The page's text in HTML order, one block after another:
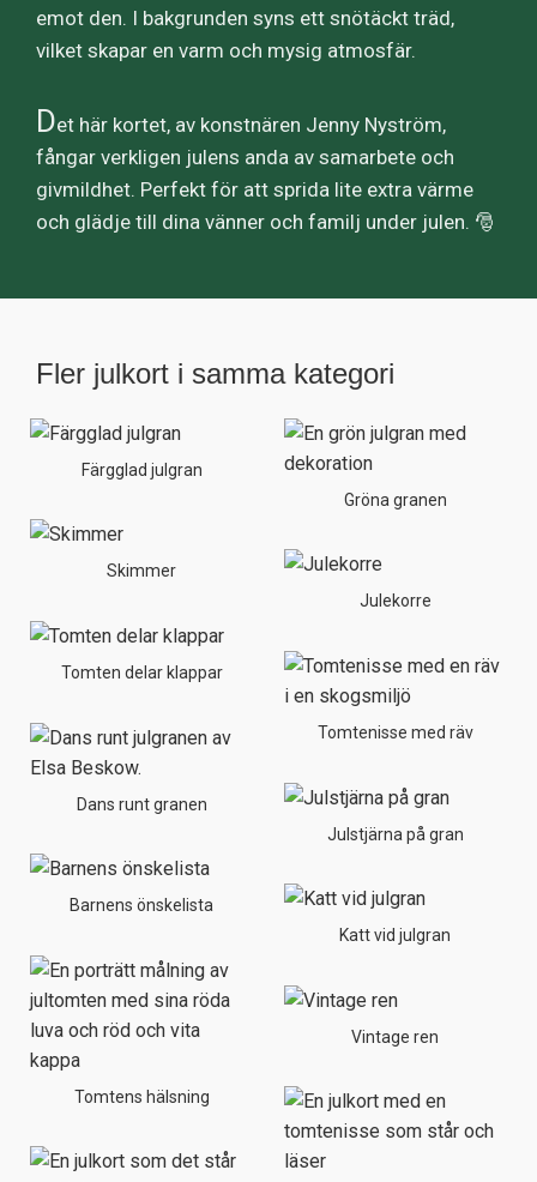
emot den. I bakgrunden syns ett snötäckt träd,
vilket skapar en varm och mysig atmosfär.
Det här kortet, av konstnären Jenny Nyström,
fångar verkligen julens anda av samarbete och
givmildhet. Perfekt för att sprida lite extra värme
och glädje till dina vänner och familj under julen. 🎅
Fler julkort i samma kategori
Färgglad julgran
Skimmer
Tomten delar klappar
Dans runt granen
Barnens önskelista
Tomtens hälsning
Gröna granen
Julekorre
Tomtenisse med räv
Julstjärna på gran
Katt vid julgran
Vintage ren